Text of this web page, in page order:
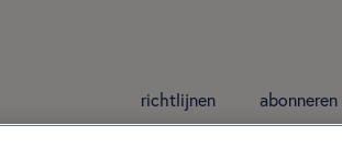
richtlijnen abonneren